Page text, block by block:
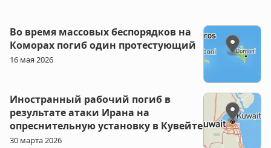
Во время массовых беспорядков на
Коморах погиб один протестующий
16 мая 2026
Иностранный рабочий погиб в
результате атаки Ирана на
опреснительную установку в Кувейте
30 марта 2026